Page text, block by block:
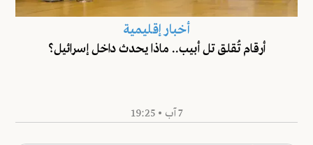
أخبار إقليمية
أرقام تُقلق تل أبيب.. ماذا يحدث داخل إسرائيل؟
7 آب • 19:25